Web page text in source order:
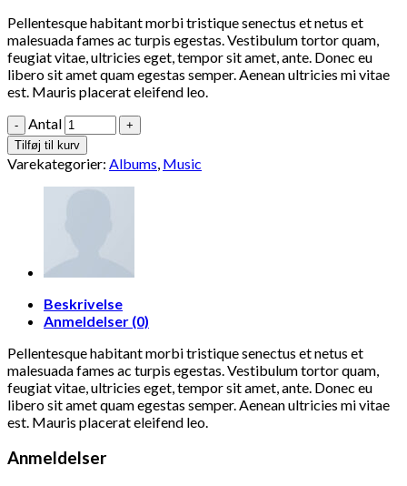
Pellentesque habitant morbi tristique senectus et netus et
malesuada fames ac turpis egestas. Vestibulum tortor quam,
feugiat vitae, ultricies eget, tempor sit amet, ante. Donec eu
libero sit amet quam egestas semper. Aenean ultricies mi vitae
est. Mauris placerat eleifend leo.
Antal
Tilføj til kurv
Varekategorier: Albums, Music
Beskrivelse
Anmeldelser (0)
Pellentesque habitant morbi tristique senectus et netus et
malesuada fames ac turpis egestas. Vestibulum tortor quam,
feugiat vitae, ultricies eget, tempor sit amet, ante. Donec eu
libero sit amet quam egestas semper. Aenean ultricies mi vitae
est. Mauris placerat eleifend leo.
Anmeldelser